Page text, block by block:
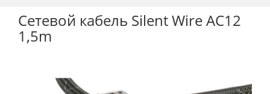
Сетевой кабель Silent Wire AC12
1,5m